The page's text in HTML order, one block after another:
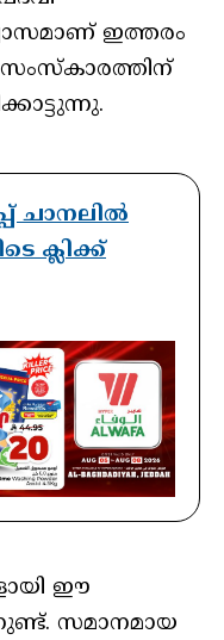
ഇത്തരം
ചാനലിൽ
ക്ലിക്ക്
ഈ
സമാനമായ